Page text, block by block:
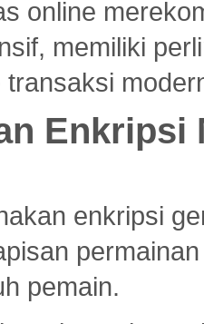
online
memiliki
transaksi
Enkripsi
enkripsi
pemain.